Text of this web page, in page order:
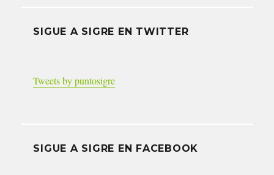
SIGUE A SIGRE EN TWITTER
Tweets by puntosigre
SIGUE A SIGRE EN FACEBOOK